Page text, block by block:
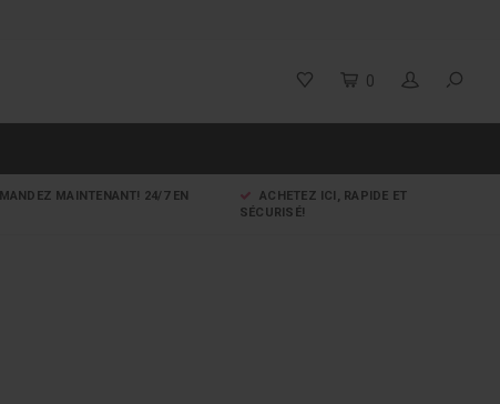
0
MAINTENANT! 24/7 EN
ACHETEZ ICI, RAPIDE ET
SÉCURISÉ!